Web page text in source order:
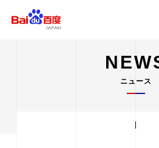
ニュース